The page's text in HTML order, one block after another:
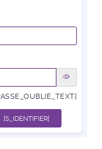
[S_IDENTIFIER]